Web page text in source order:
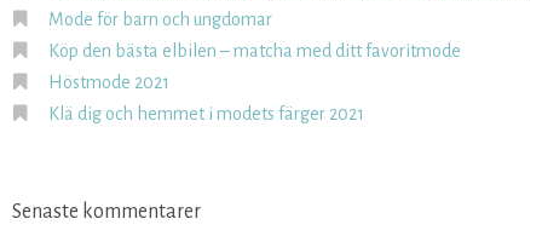
Mode för barn och ungdomar
Köp den bästa elbilen – matcha med ditt favoritmode
Höstmode 2021
Klä dig och hemmet i modets färger 2021
Senaste kommentarer